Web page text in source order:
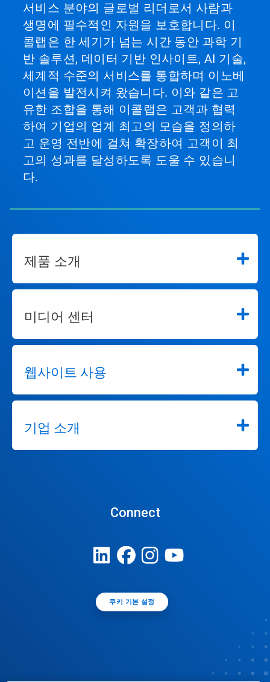
서비스 분야의 글로벌 리더로서 사람과
생명에 필수적인 자원을 보호합니다. 이
콜랩은 한 세기가 넘는 시간 동안 과학 기
반 솔루션, 데이터 기반 인사이트, AI 기술,
세계적 수준의 서비스를 통합하며 이노베
이션을 발전시켜 왔습니다. 이와 같은 고
유한 조합을 통해 이콜랩은 고객과 협력
하여 기업의 업계 최고의 모습을 정의하
고 운영 전반에 걸쳐 확장하여 고객이 최
고의 성과를 달성하도록 도울 수 있습니
다.
제품 소개
미디어 센터
웹사이트 사용
기업 소개
Connect
쿠키 기본 설정